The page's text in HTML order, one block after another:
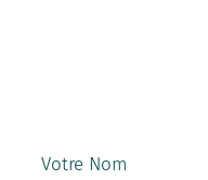
Votre Nom